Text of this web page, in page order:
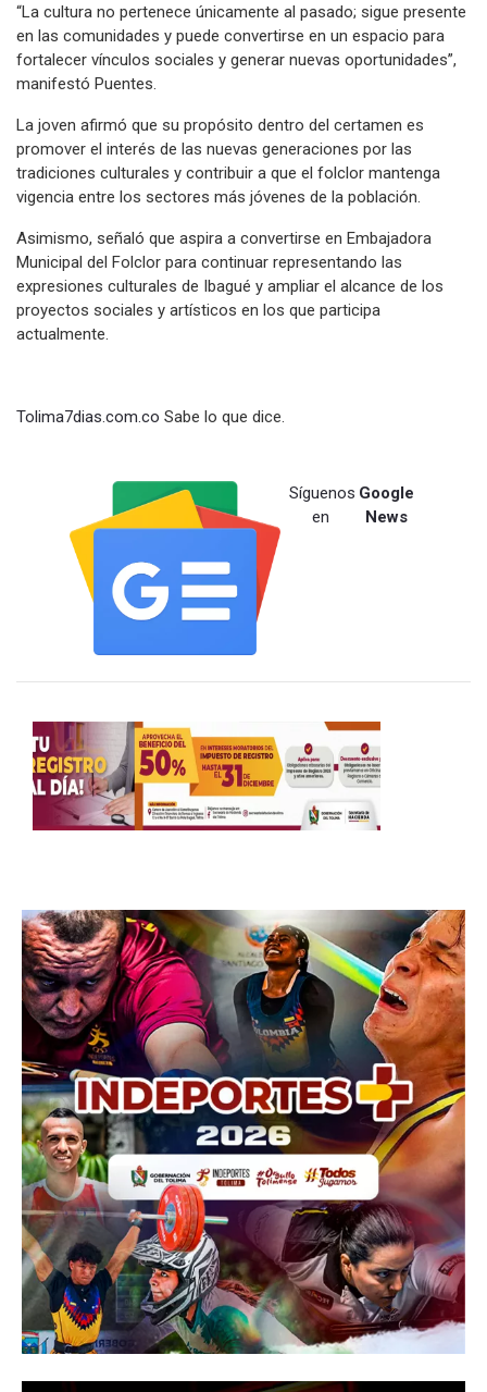
“La cultura no pertenece únicamente al pasado; sigue presente
en las comunidades y puede convertirse en un espacio para
fortalecer vínculos sociales y generar nuevas oportunidades”,
manifestó Puentes.
La joven afirmó que su propósito dentro del certamen es
promover el interés de las nuevas generaciones por las
tradiciones culturales y contribuir a que el folclor mantenga
vigencia entre los sectores más jóvenes de la población.
Asimismo, señaló que aspira a convertirse en Embajadora
Municipal del Folclor para continuar representando las
expresiones culturales de Ibagué y ampliar el alcance de los
proyectos sociales y artísticos en los que participa
actualmente.
Tolima7dias.com.co Sabe lo que dice.
Síguenos
en
Google
News